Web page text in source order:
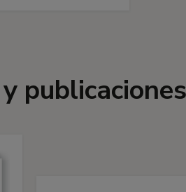
publicaciones